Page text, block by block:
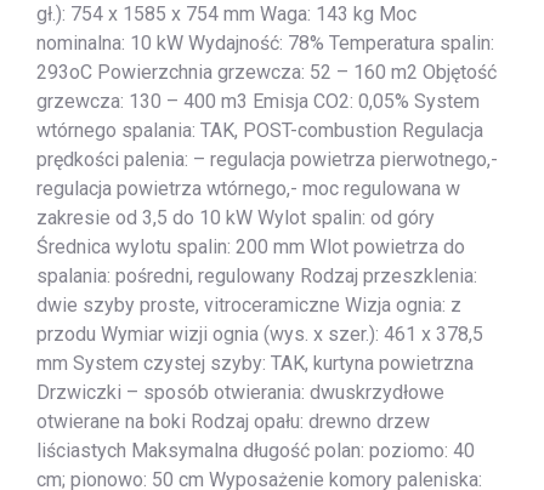
gł.): 754 x 1585 x 754 mm Waga: 143 kg Moc
nominalna: 10 kW Wydajność: 78% Temperatura spalin:
293oC Powierzchnia grzewcza: 52 – 160 m2 Objętość
grzewcza: 130 – 400 m3 Emisja CO2: 0,05% System
wtórnego spalania: TAK, POST-combustion Regulacja
prędkości palenia: – regulacja powietrza pierwotnego,-
regulacja powietrza wtórnego,- moc regulowana w
zakresie od 3,5 do 10 kW Wylot spalin: od góry
Średnica wylotu spalin: 200 mm Wlot powietrza do
spalania: pośredni, regulowany Rodzaj przeszklenia:
dwie szyby proste, vitroceramiczne Wizja ognia: z
przodu Wymiar wizji ognia (wys. x szer.): 461 x 378,5
mm System czystej szyby: TAK, kurtyna powietrzna
Drzwiczki – sposób otwierania: dwuskrzydłowe
otwierane na boki Rodzaj opału: drewno drzew
liściastych Maksymalna długość polan: poziomo: 40
cm; pionowo: 50 cm Wyposażenie komory paleniska: